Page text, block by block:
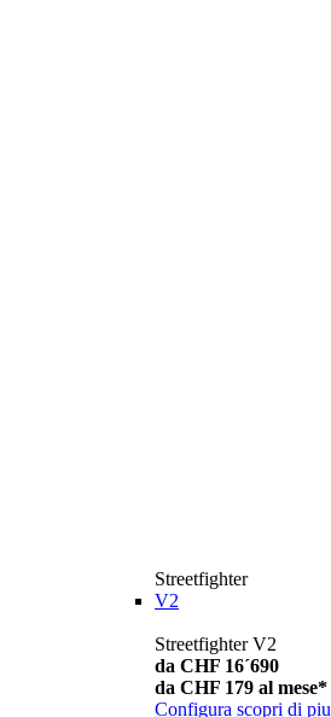
Streetfighter
V2
Streetfighter V2
da CHF 16´690
da CHF 179 al mese*
Configura scopri di piu